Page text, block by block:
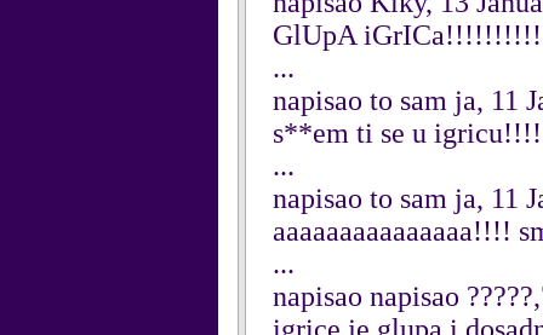
GlUpA
...
napisao to sam ja, 11
s**em ti se u
...
napisao to sam ja, 11
aaaaaaaaaaaaaaa!!!!
...
napisao napisao